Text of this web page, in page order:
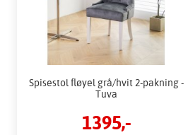
Spisestol fløyel grå/hvit 2-pakning -
Tuva
1395,-